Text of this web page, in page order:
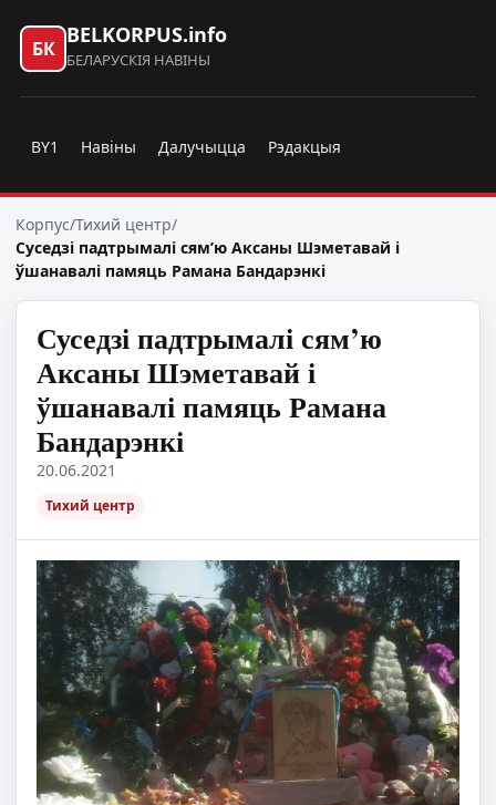
БК
BELKORPUS.info
БЕЛАРУСКІЯ НАВІНЫ
BY1 Навіны Далучыцца Рэдакцыя
Корпус/Тихий центр/
Суседзі падтрымалі сям’ю Аксаны Шэметавай і
ўшанавалі памяць Рамана Бандарэнкі
Суседзі падтрымалі сям’ю
Аксаны Шэметавай і
ўшанавалі памяць Рамана
Бандарэнкі
20.06.2021
Тихий центр